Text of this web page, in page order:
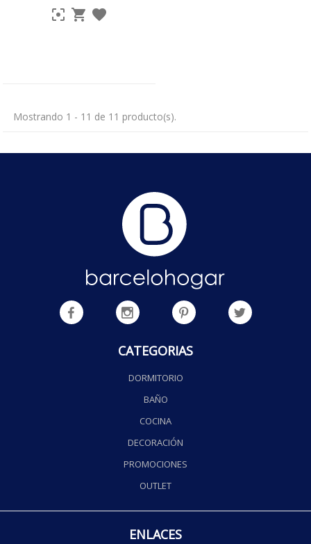
Mostrando 1 - 11 de 11 producto(s).
CATEGORIAS
DORMITORIO
BAÑO
COCINA
DECORACIÓN
PROMOCIONES
OUTLET
ENLACES